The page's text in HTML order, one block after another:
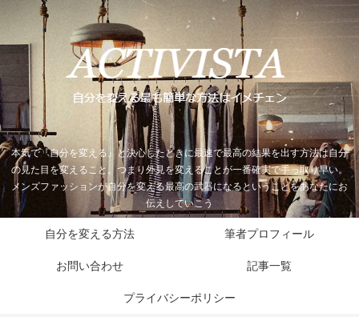
本気で『自分を変える』と決心したときに最速で最高の結果を出す方法は自分
の見た目を変えること。つまり外見を変えることが一番確実で手っ取り早い。
メンズファッションが自分を変える最高の武器になるということをあなたにお
伝えしていこう
自分を変える方法 筆者プロフィール
お問い合わせ 記事一覧
プライバシーポリシー